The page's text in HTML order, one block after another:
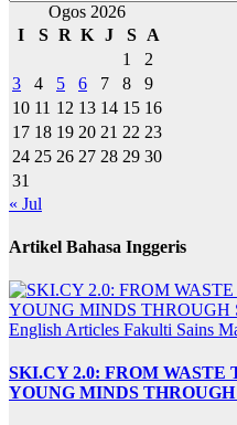
Ogos 2026
I
S R K J S
A
1
2
3
4 5 6 7 8
9
10 11 12 13 14 15 16
17 18 19 20 21 22 23
24 25 26 27 28 29 30
31
« Jul
Artikel Bahasa Inggeris
English Articles Fakulti Sains
SKI.CY 2.0: FROM
YOUNG MINDS